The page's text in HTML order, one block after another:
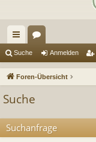
ch
ne
riff
en
Suche Anmelden
Foren-Übersicht
Suche
Suchanfrage